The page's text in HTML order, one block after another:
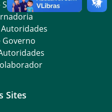
Servidor
Governo
Sites